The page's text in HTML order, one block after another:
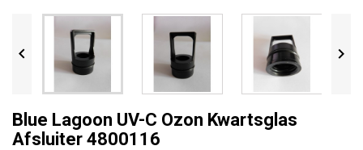
 
Blue Lagoon UV-C Ozon Kwartsglas
Afsluiter 4800116